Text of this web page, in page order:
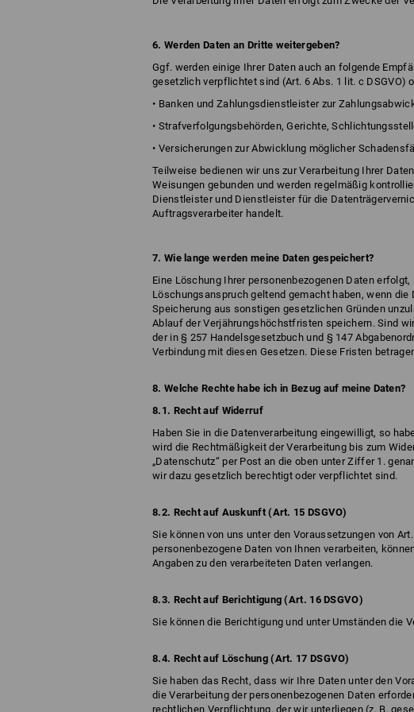
6. Werden Daten an Dritte weitergeben?
Ggf. werden einige Ihrer Daten auch an folgende
gesetzlich verpflichtet sind (Art. 6 Abs. 1 lit. c DSGVO)
• Banken und Zahlungsdienstleister zur
• Strafverfolgungsbehörden, Gerichte,
• Versicherungen zur Abwicklung möglicher
Teilweise bedienen wir uns zur Verarbeitung Ihrer
Weisungen gebunden und werden regelmäßig
Dienstleister und Dienstleister für die
Auftragsverarbeiter handelt.
7. Wie lange werden meine Daten gespeichert?
Eine Löschung Ihrer personenbezogenen Daten
Löschungsanspruch geltend gemacht haben, wenn
Speicherung aus sonstigen gesetzlichen Gründen
Ablauf der Verjährungshöchstfristen speichern. Sind
der in § 257 Handelsgesetzbuch und § 147
Verbindung mit diesen Gesetzen. Diese Fristen
8. Welche Rechte habe ich in Bezug auf meine Daten?
8.1. Recht auf Widerruf
Haben Sie in die Datenverarbeitung eingewilligt, so
wird die Rechtmäßigkeit der Verarbeitung bis zum
„Datenschutz“ per Post an die oben unter Ziffer 1.
wir dazu gesetzlich berechtigt oder verpflichtet sind.
8.2. Recht auf Auskunft (Art. 15 DSGVO)
Sie können von uns unter den Voraussetzungen von
personenbezogene Daten von Ihnen verarbeiten,
Angaben zu den verarbeiteten Daten verlangen.
8.3. Recht auf Berichtigung (Art. 16 DSGVO)
Sie können die Berichtigung und unter Umständen die
8.4. Recht auf Löschung (Art. 17 DSGVO)
Sie haben das Recht, dass wir Ihre Daten unter den
die Verarbeitung der personenbezogenen Daten
rechtlichen Verpflichtung, der wir unterliegen (z. B.